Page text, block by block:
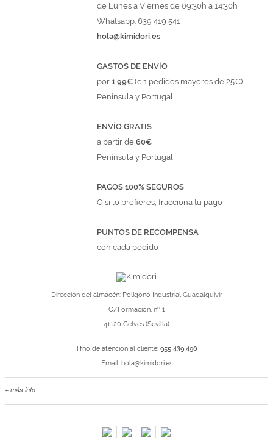
de Lunes a Viernes de 09:30h a 14:30h
Whatsapp: 639 419 541
hola@kimidori.es
GASTOS DE ENVÍO
por1,99€(en pedidos mayores de 25€)
Península y Portugal
ENVÍO GRATIS
a partir de60€
Península y Portugal
PAGOS 100% SEGUROS
O si lo prefieres, fracciona tu pago
PUNTOS DE RECOMPENSA
con cada pedido
Dirección del almacén: Polígono Industrial Guadalquivir
C/Formación, nº 1
41120 Gelves (Sevilla)
Tfno de atención al cliente: 955 439 490
Email: hola@kimidori.es
+ más info